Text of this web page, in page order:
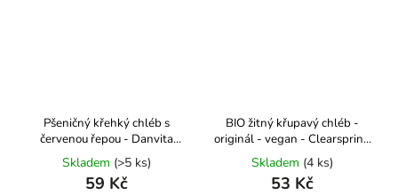
Pšeničný křehký chléb s
červenou řepou - Danvita
130g
Skladem (>5 ks)
59 Kč
BIO žitný křupavý chléb -
originál - vegan - Clearspring
200g
Skladem (4 ks)
53 Kč